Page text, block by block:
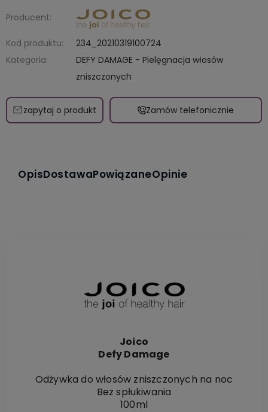
Producent:
Kod produktu:
234_20210319100724
Kategoria:
DEFY DAMAGE - Pielęgnacja włosów
zniszczonych
zapytaj o produkt Zamów telefonicznie
OpisDostawaPowiązaneOpinie
Joico
Defy Damage
Odżywka do włosów zniszczonych na noc
Bez spłukiwania
100ml